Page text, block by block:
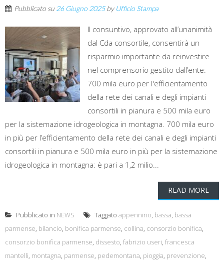
Pubblicato su 26 Giugno 2025by Ufficio Stampa
Il consuntivo, approvato all’unanimità
dal Cda consortile, consentirà un
risparmio importante da reinvestire
nel comprensorio gestito dall’ente:
700 mila euro per l'efficientamento
della rete dei canali e degli impianti
consortili in pianura e 500 mila euro
per la sistemazione idrogeologica in montagna. 700 mila euro
in più per l’efficientamento della rete dei canali e degli impianti
consortili in pianura e 500 mila euro in più per la sistemazione
idrogeologica in montagna: è pari a 1,2 milio...
READ MORE
Pubblicato in NEWS Taggato appennino, bassa, bassa
parmense, bilancio, bonifica parmense, collina, consorzio bonifica,
consorzio bonifica parmense, dissesto, fabrizio useri, francesca
mantelli, montagna, parmense, pedemontana, pioggia, prevenzione,